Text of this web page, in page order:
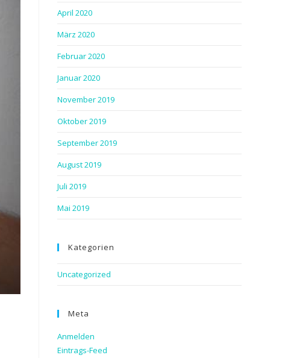
April 2020
März 2020
Februar 2020
Januar 2020
November 2019
Oktober 2019
September 2019
August 2019
Juli 2019
Mai 2019
Kategorien
Uncategorized
Meta
Anmelden
Eintrags-Feed